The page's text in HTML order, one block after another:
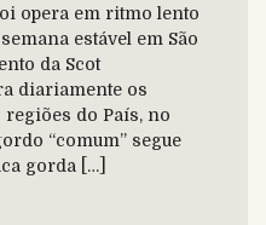
opera em ritmo lento
estável em São
da Scot
diariamente os
do País, no
“comum” segue
gorda […]